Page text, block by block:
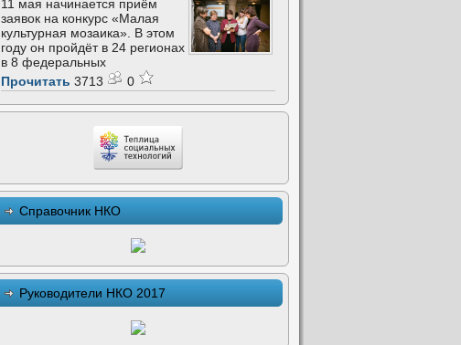
11 мая начинается приём
заявок на конкурс «Малая
культурная мозаика». В этом
году он пройдёт в 24 регионах
в 8 федеральных
Прочитать 3713 0
Справочник НКО
Руководители НКО 2017